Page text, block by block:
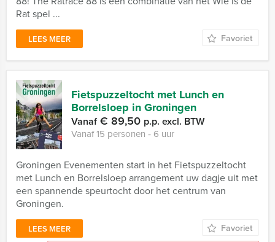
Rat spel ...
LEES MEER Favoriet
Fietspuzzeltocht met Lunch en
Borrelsloep in Groningen
Vanaf€ 89,50 p.p. excl. BTW
Vanaf 15 personen ‐ 6 uur
Groningen Evenementen start in het Fietspuzzeltocht
met Lunch en Borrelsloep arrangement uw dagje uit met
een spannende speurtocht door het centrum van
Groningen.
LEES MEER Favoriet